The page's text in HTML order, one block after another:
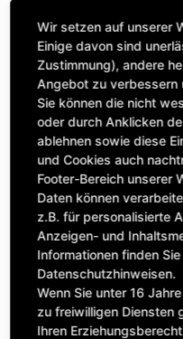
Verfügbar auf Anfrage
WEITERE DEPOTS
Maschine auswählen,
MASCHINE
CLICK & COLLECT
Bestellungen bei
STELLE EINE FRAGE
Wir setzen auf unserer
Einige davon sind
Zustimmung), andere
Angebot zu
Sie können die nicht
oder durch Anklicken
ablehnen sowie diese
und Cookies auch
Footer-Bereich unserer
Daten können
z.B. für personalisierte
Anzeigen- und
Informationen finden
Datenschutzhinweisen.
Wenn Sie unter 16
zu freiwilligen Diensten
Ihren